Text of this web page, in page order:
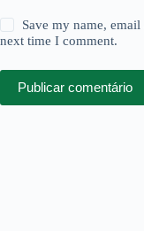
Save my name,
next time I comment.
Publicar comentário